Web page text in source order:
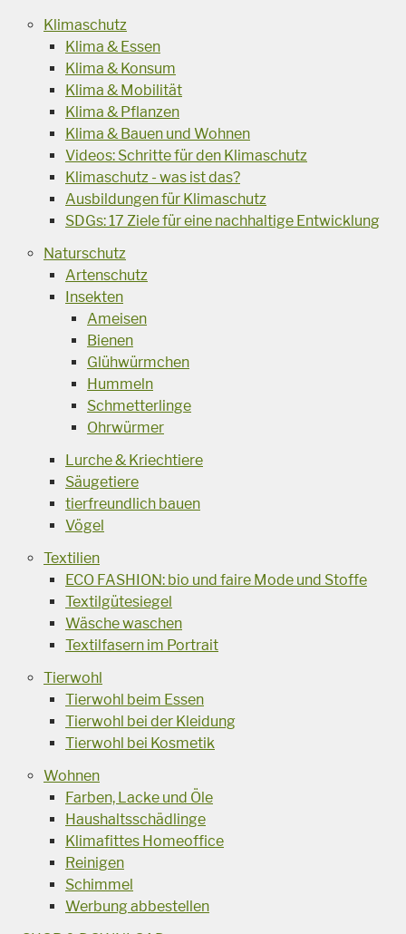
Klimaschutz
Klima & Essen
Klima & Konsum
Klima & Mobilität
Klima & Pflanzen
Klima & Bauen und Wohnen
Videos: Schritte für den Klimaschutz
Klimaschutz - was ist das?
Ausbildungen für Klimaschutz
SDGs: 17 Ziele für eine nachhaltige Entwicklung
Naturschutz
Artenschutz
Insekten
Ameisen
Bienen
Glühwürmchen
Hummeln
Schmetterlinge
Ohrwürmer
Lurche & Kriechtiere
Säugetiere
tierfreundlich bauen
Vögel
Textilien
ECO FASHION: bio und faire Mode und Stoffe
Textilgütesiegel
Wäsche waschen
Textilfasern im Portrait
Tierwohl
Tierwohl beim Essen
Tierwohl bei der Kleidung
Tierwohl bei Kosmetik
Wohnen
Farben, Lacke und Öle
Haushaltsschädlinge
Klimafittes Homeoffice
Reinigen
Schimmel
Werbung abbestellen